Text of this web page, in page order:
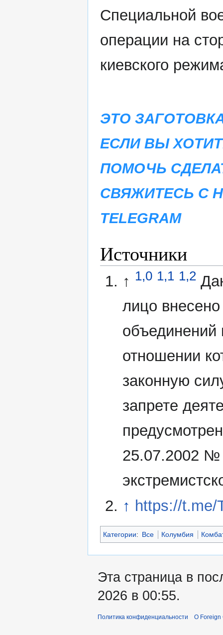
Специальной
операции на
киевского
ЭТО
ЕСЛИ ВЫ
ПОМОЧЬ
СВЯЖИТЕСЬ С
TELEGRAM
Источники
↑ 1,0 1,1 1,2
лицо
объединений
отношении
законную
запрете
25.07.2002 №
↑ https://t.me/
Категории: Все Колумбия
Эта страница в
2026 в 00:55.
Политика конфиденциальности О Foreign